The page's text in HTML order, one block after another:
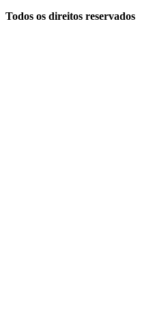
Todos os direitos reservados